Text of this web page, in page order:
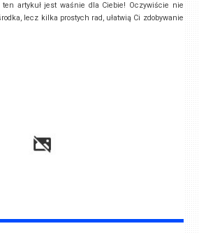
artykuł jest waśnie dla Ciebie! Oczywiście nie
lecz kilka prostych rad, ułatwią Ci zdobywanie